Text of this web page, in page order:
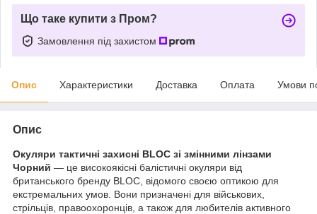
Що таке купити з Пром?
Замовлення під захистом
Опис Характеристики Доставка Оплата Умови
Опис
Окуляри тактичні захисні BLOC зі змінними лінзами
Чорний — це високоякісні балістичні окуляри від
британського бренду BLOC, відомого своєю оптикою для
екстремальних умов. Вони призначені для військових,
стрільців, правоохоронців, а також для любителів активного